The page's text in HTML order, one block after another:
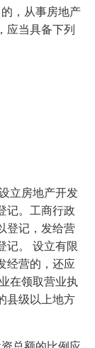
，从事房地产
应当具备下列
立房地产开发
记。工商行政
登记，发给营
记。 设立有限
经营的，还应
在领取营业执
县级以上地方